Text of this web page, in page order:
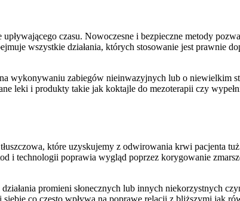
czasu. Nowoczesne i bezpieczne metody
wszystkie działania, których stosowanie jest prawnie
wykonywaniu zabiegów nieinwazyjnych lub o niewielkim
leki i produkty takie jak koktajle do mezoterapii czy
które uzyskujemy z odwirowania krwi pacjenta
i technologii poprawia wygląd poprzez korygowanie
promieni słonecznych lub innych niekorzystnych
co często wpływa na poprawę relacji z bliższymi jak